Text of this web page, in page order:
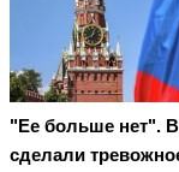
"Ее больше нет".
сделали